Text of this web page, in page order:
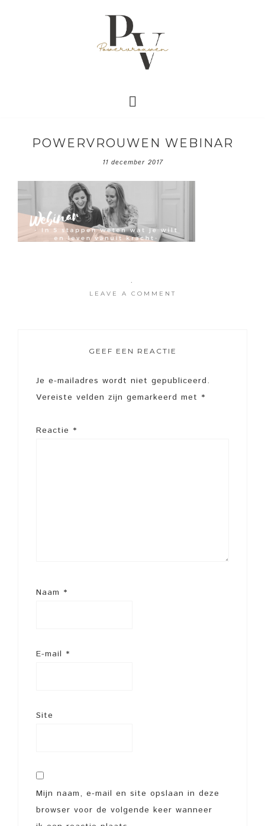
POWERVROUWEN WEBINAR
11 december 2017
·
LEAVE A COMMENT
GEEF EEN REACTIE
Je e-mailadres wordt niet gepubliceerd.
Vereiste velden zijn gemarkeerd met *
Reactie *
Naam *
E-mail *
Site
Mijn naam, e-mail en site opslaan in deze
browser voor de volgende keer wanneer